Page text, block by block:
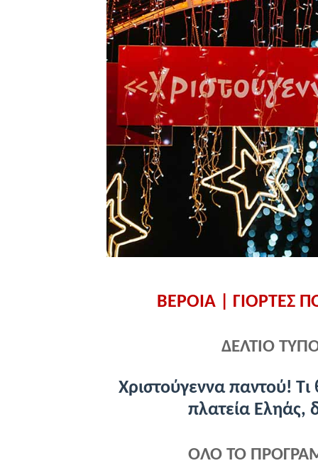
ΒΕΡΟΙΑ | ΓΙΟΡΤΕΣ
ΔΕΛΤΙΟ
Χριστούγεννα παντού!
πλατεία Εληάς,
ΟΛΟ ΤΟ